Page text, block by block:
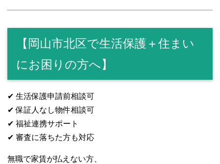
【岡山市北区で生活保護＋住まい
にお困りの方へ】
✔ 生活保護申請前相談可
✔ 保証人なし物件相談可
✔ 福祉連携サポート
✔ 審査に落ちた方も対応
無職で家賃が払えない方、